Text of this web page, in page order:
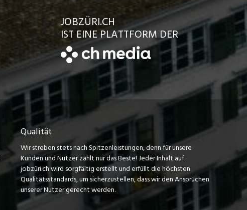
JOBZÜRI.CH
IST EINE PLATTFORM DER
Qualität
Wir streben stets nach Spitzenleistungen, denn für unsere
Kunden und Nutzer zählt nur das Beste! Jeder Inhalt auf
jobzüri.ch wird sorgfältig erstellt und erfüllt die höchsten
Qualitätsstandards, um sicherzustellen, dass wir den Ansprüchen
unserer Nutzer gerecht werden.